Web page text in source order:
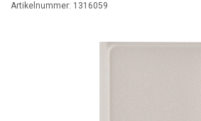
Artikelnummer: 1316059